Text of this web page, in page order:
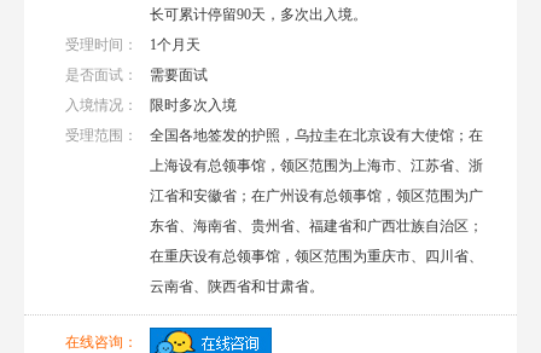
长可累计停留90天，多次出入境。
受理时间：
1个月天
是否面试：
需要面试
入境情况：
限时多次入境
受理范围：
全国各地签发的护照，乌拉圭在北京设有大使馆；在
上海设有总领事馆，领区范围为上海市、江苏省、浙
江省和安徽省；在广州设有总领事馆，领区范围为广
东省、海南省、贵州省、福建省和广西壮族自治区；
在重庆设有总领事馆，领区范围为重庆市、四川省、
云南省、陕西省和甘肃省。
在线咨询：